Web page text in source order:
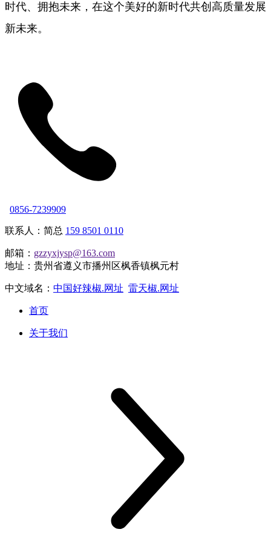
时代、拥抱未来，在这个美好的新时代共创高质量发展
新未来。
0856-7239909
联系人：简总 159 8501 0110
邮箱： gzzyxjysp@163.com
地址：贵州省遵义市播州区枫香镇枫元村
中文域名： 中国好辣椒.网址 雷天椒.网址
首页
关于我们